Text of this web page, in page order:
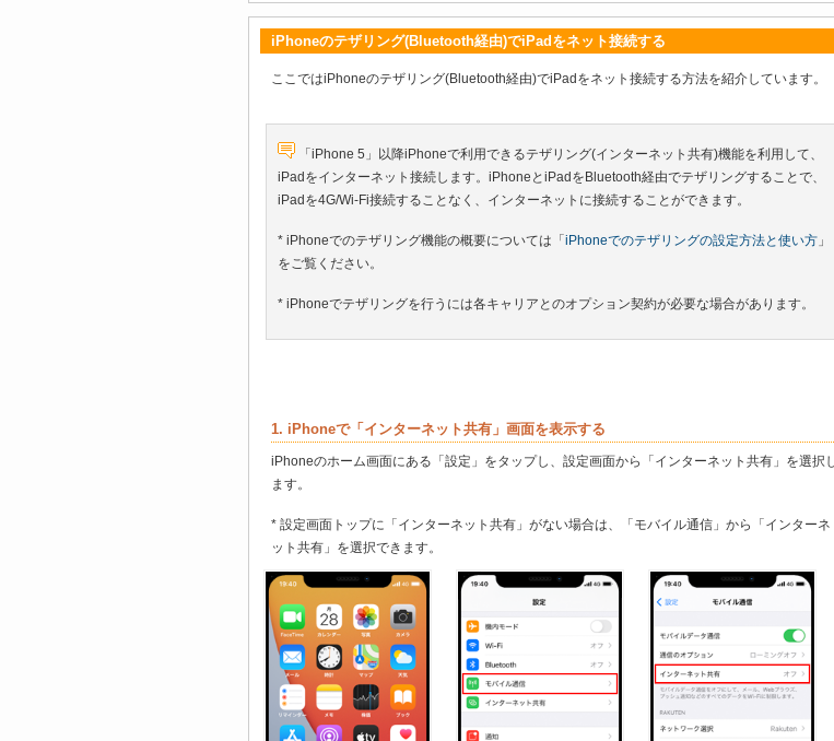
iPhoneのテザリング(Bluetooth経由)でiPadをネット接続する
ここではiPhoneのテザリング(Bluetooth経由)でiPadをネット接続する方法を紹介しています。
「iPhone 5」以降iPhoneで利用できるテザリング(インターネット共有)機能を利用して、
iPadをインターネット接続します。iPhoneとiPadをBluetooth経由でテザリングすることで、
iPadを4G/Wi-Fi接続することなく、インターネットに接続することができます。
* iPhoneでのテザリング機能の概要については「 iPhoneでのテザリングの設定方法と使い方 」
をご覧ください。
* iPhoneでテザリングを行うには各キャリアとのオプション契約が必要な場合があります。
1. iPhoneで「インターネット共有」画面を表示する
iPhoneのホーム画面にある「設定」をタップし、設定画面から「インターネット共有」を選択
ます。
* 設定画面トップに「インターネット共有」がない場合は、「モバイル通信」から「インターネ
ット共有」を選択できます。